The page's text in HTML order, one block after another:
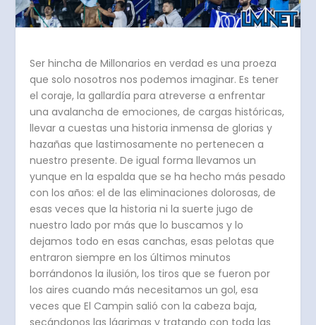
Ser hincha de Millonarios en verdad es una proeza
que solo nosotros nos podemos imaginar. Es tener
el coraje, la gallardía para atreverse a enfrentar
una avalancha de emociones, de cargas históricas,
llevar a cuestas una historia inmensa de glorias y
hazañas que lastimosamente no pertenecen a
nuestro presente. De igual forma llevamos un
yunque en la espalda que se ha hecho más pesado
con los años: el de las eliminaciones dolorosas, de
esas veces que la historia ni la suerte jugo de
nuestro lado por más que lo buscamos y lo
dejamos todo en esas canchas, esas pelotas que
entraron siempre en los últimos minutos
borrándonos la ilusión, los tiros que se fueron por
los aires cuando más necesitamos un gol, esa
veces que El Campin salió con la cabeza baja,
secándonos las lágrimas y tratando con toda las